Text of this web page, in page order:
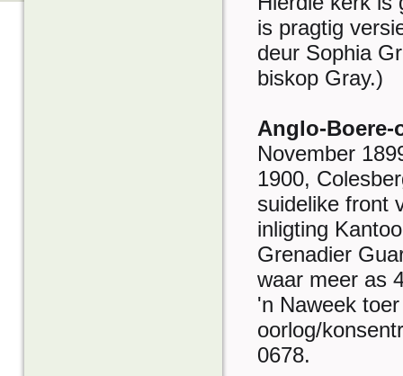
is pragtig
deur Sophia
biskop Gray.)
Anglo-Boere-
November
1900,
suidelike front
inligting
Grenadier
waar meer as
'n Naweek
oorlog/
0678.